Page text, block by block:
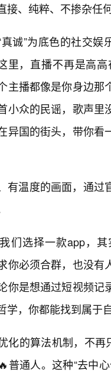
、纯粹、不掺杂任
诚”为底色的社交
里，直播不再是高
主播都像是你身边
小众的民谣，歌声
异国的街头，带你
有温度的画面，通过
们选择一款app，
你必须合群，也没
你是想通过短视频
学，你都能找到属于
化的算法机制，不再
普通人。这种“去中